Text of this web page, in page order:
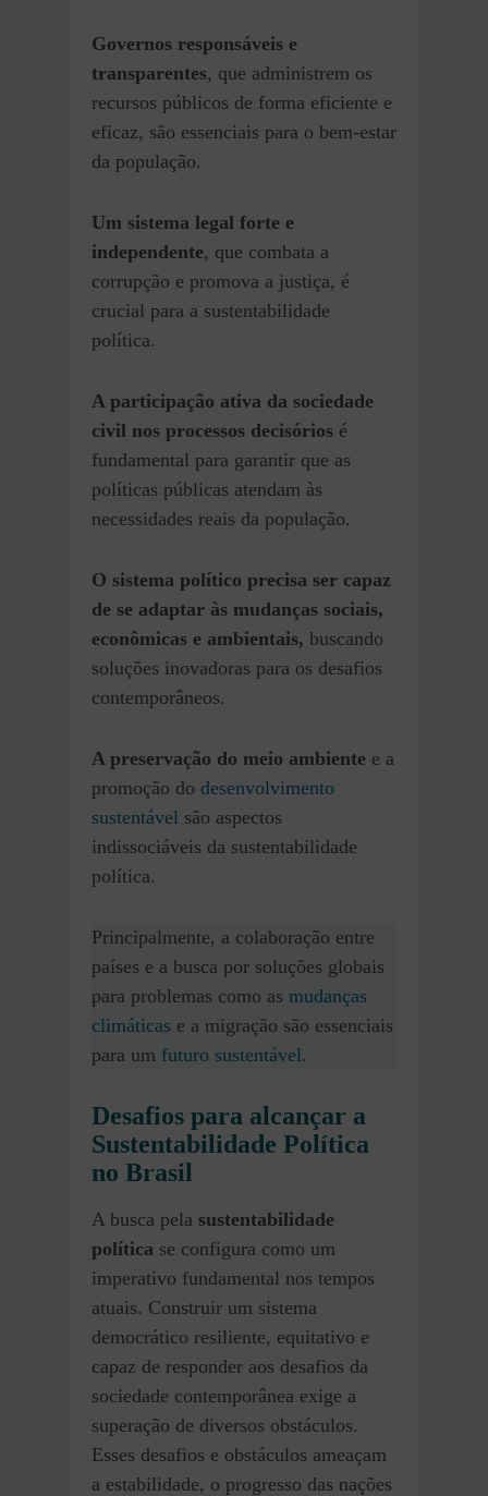
Governos responsáveis e
transparentes, que administrem os
recursos públicos de forma eficiente e
eficaz, são essenciais para o bem-estar
da população.
Um sistema legal forte e
independente, que combata a
corrupção e promova a justiça, é
crucial para a sustentabilidade
política.
A participação ativa da sociedade
civil nos processos decisórios é
fundamental para garantir que as
políticas públicas atendam às
necessidades reais da população.
O sistema político precisa ser capaz
de se adaptar às mudanças sociais,
econômicas e ambientais, buscando
soluções inovadoras para os desafios
contemporâneos.
A preservação do meio ambiente e a
promoção do desenvolvimento
sustentável são aspectos
indissociáveis da sustentabilidade
política.
Principalmente, a colaboração entre
países e a busca por soluções globais
para problemas como as mudanças
climáticas e a migração são essenciais
para um futuro sustentável.
Desafios para alcançar a
Sustentabilidade Política
no Brasil
A busca pela sustentabilidade
política se configura como um
imperativo fundamental nos tempos
atuais. Construir um sistema
democrático resiliente, equitativo e
capaz de responder aos desafios da
sociedade contemporânea exige a
superação de diversos obstáculos.
Esses desafios e obstáculos ameaçam
a estabilidade, o progresso das nações